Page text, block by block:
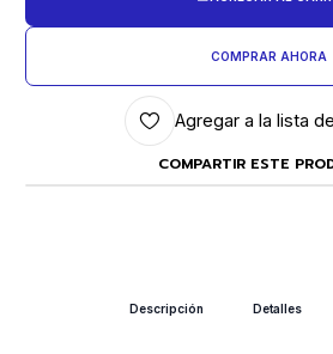
COMPRAR AHORA
Agregar a la lista
COMPARTIR ESTE
Descripción Detalles